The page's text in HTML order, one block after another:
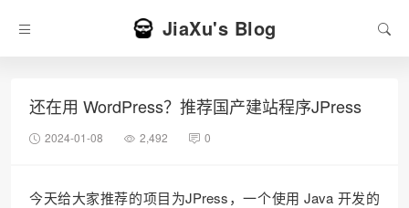
JiaXu's Blog
还在用 WordPress？推荐国产建站程序JPress
2024-01-08 2,492 0
今天给大家推荐的项目为JPress，一个使用 Java 开发的